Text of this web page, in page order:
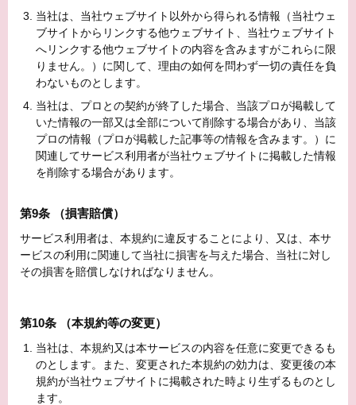
当社は、当社ウェブサイト以外から得られる情報（当社ウェ
ブサイトからリンクする他ウェブサイト、当社ウェブサイト
へリンクする他ウェブサイトの内容を含みますがこれらに限
りません。）に関して、理由の如何を問わず一切の責任を負
わないものとします。
当社は、プロとの契約が終了した場合、当該プロが掲載して
いた情報の一部又は全部について削除する場合があり、当該
プロの情報（プロが掲載した記事等の情報を含みます。）に
関連してサービス利用者が当社ウェブサイトに掲載した情報
を削除する場合があります。
第9条 （損害賠償）
サービス利用者は、本規約に違反することにより、又は、本サ
ービスの利用に関連して当社に損害を与えた場合、当社に対し
その損害を賠償しなければなりません。
第10条 （本規約等の変更）
当社は、本規約又は本サービスの内容を任意に変更できるも
のとします。また、変更された本規約の効力は、変更後の本
規約が当社ウェブサイトに掲載された時より生ずるものとし
ます。